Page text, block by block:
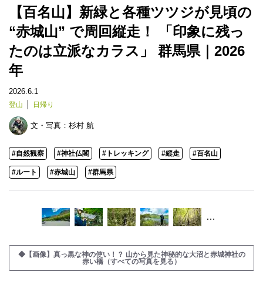
【百名山】新緑と各種ツツジが見頃の
“赤城山” で周回縦走！ 「印象に残っ
たのは立派なカラス」 群馬県｜2026
年
2026.6.1
登山 日帰り
文・写真： 杉村 航
#自然観察 #神社仏閣 #トレッキング #縦走 #百名山
#ルート #赤城山 #群馬県
…
◆【画像】真っ黒な神の使い！？ 山から見た神秘的な大沼と赤城神社の
赤い橋（すべての写真を見る）